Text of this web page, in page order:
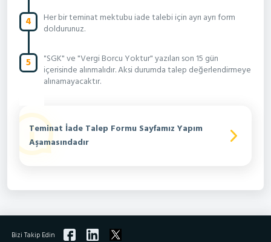
4
Her bir teminat mektubu iade talebi için ayrı ayrı form
doldurunuz.
5
"SGK" ve "Vergi Borcu Yoktur" yazıları son 15 gün
içerisinde alınmalıdır. Aksi durumda talep değerlendirmeye
alınamayacaktır.
Teminat İade Talep Formu Sayfamız Yapım
Aşamasındadır
Bizi Takip Edin